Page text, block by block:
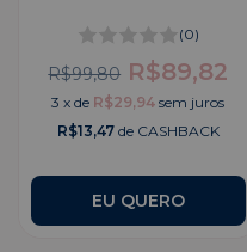
(0)
R$99,80 R$89,82
3 xde R$29,94 sem juros
R$13,47de CASHBACK
EU QUERO